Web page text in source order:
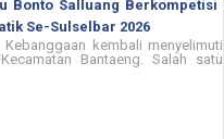
Bonto Salluang Berkompetisi
Se-Sulselbar 2026
kembali menyelimuti
Bantaeng. Salah satu